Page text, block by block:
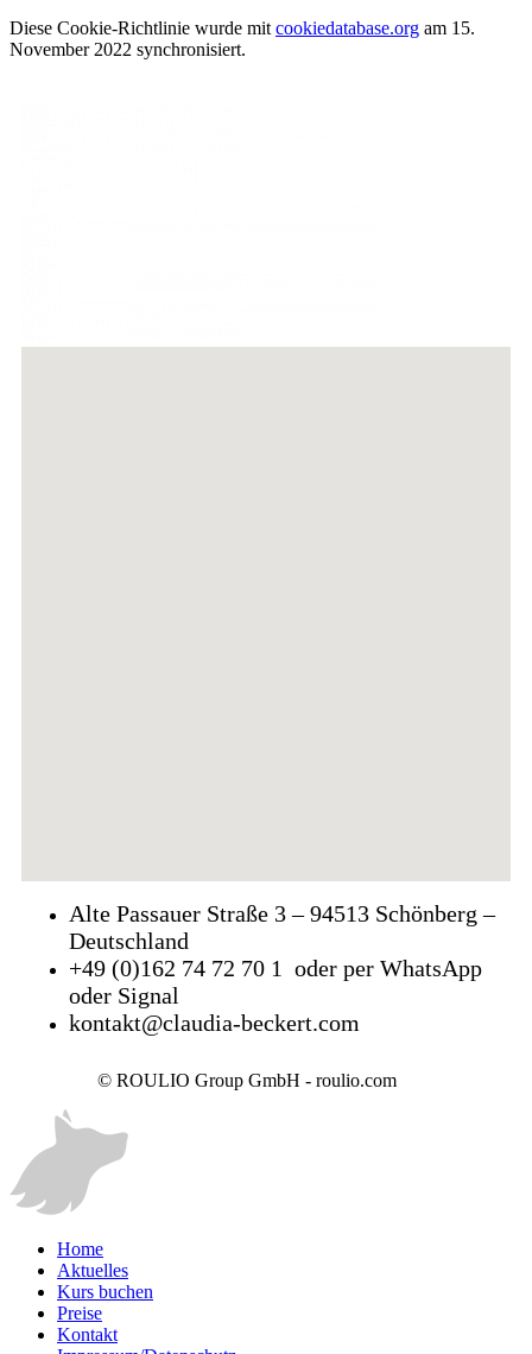
Diese Cookie-Richtlinie wurde mit cookiedatabase.org am 15.
November 2022 synchronisiert.
Alte Passauer Straße 3 – 94513 Schönberg –
Deutschland
+49 (0)162 74 72 70 1 oder per WhatsApp
oder Signal
kontakt@claudia-beckert.com
© ROULIO Group GmbH - roulio.com
Home
Aktuelles
Kurs buchen
Preise
Kontakt